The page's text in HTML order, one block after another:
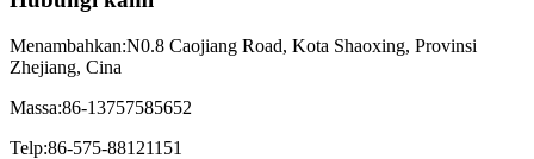
Menambahkan:N0.8 Caojiang Road, Kota Shaoxing, Provinsi
Zhejiang, Cina
Massa:86-13757585652
Telp:86-575-88121151